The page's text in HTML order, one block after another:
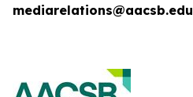
mediarelations@aacsb.edu